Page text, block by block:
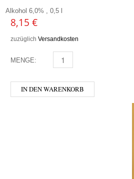
Alkohol 6,0% , 0,5 l
8,15 €
zuzüglich Versandkosten
MENGE: SIBEERIA - CURIOUS CAT
IN DEN WARENKORB